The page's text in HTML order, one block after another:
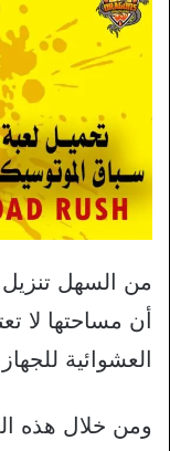
من السهل
أن مساحتها لا
العشوائية
ومن خلال هذه